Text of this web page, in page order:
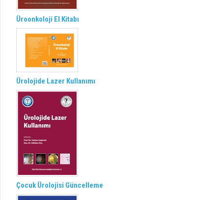
Üroonkoloji El Kitabı
Ürolojide Lazer Kullanımı
Çocuk Ürolojisi Güncelleme